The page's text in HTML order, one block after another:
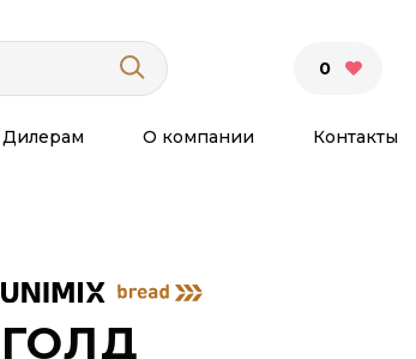
0
Дилерам О компании Контакты
ГОЛД